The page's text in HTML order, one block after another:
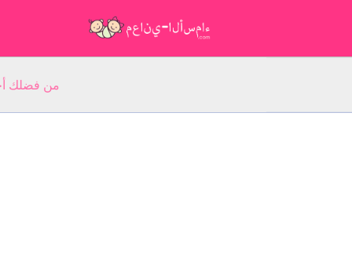
من فضلك أجب عن 5 أسئلة عن